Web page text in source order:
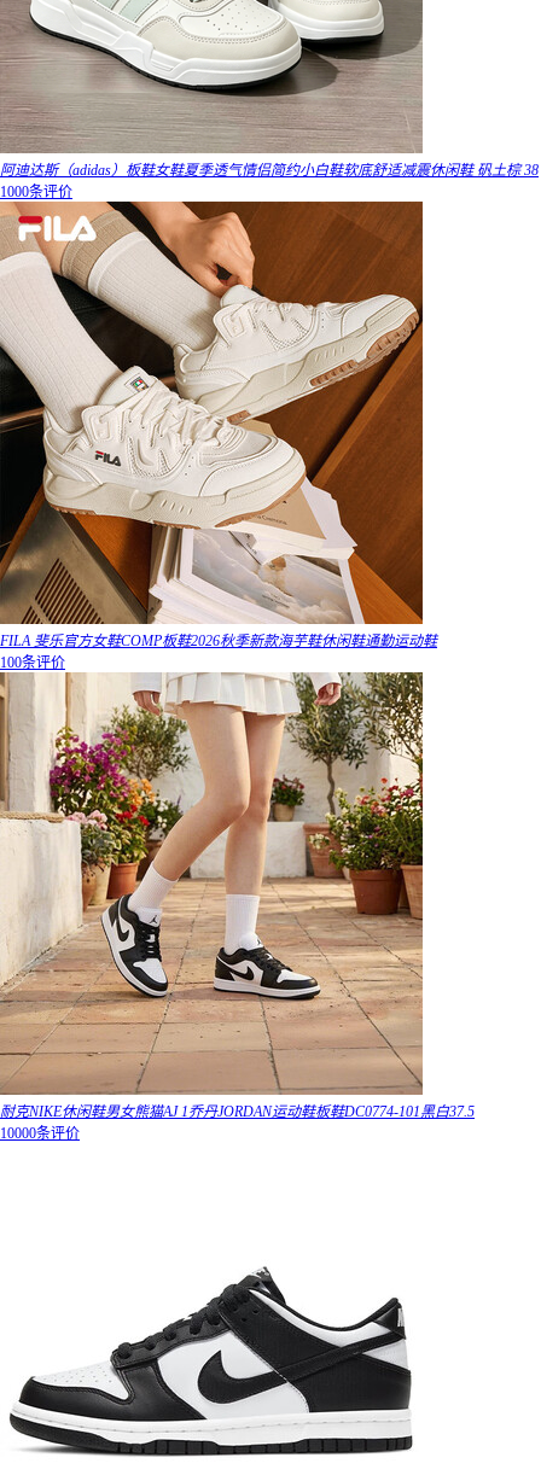
阿迪达斯（adidas）板鞋女鞋夏季透气情侣简约小白鞋软底舒适减震休闲鞋 矾土棕 38
1000条评价
FILA 斐乐官方女鞋COMP板鞋2026秋季新款海芋鞋休闲鞋通勤运动鞋
100条评价
耐克NIKE休闲鞋男女熊猫AJ 1乔丹JORDAN运动鞋板鞋DC0774-101黑白37.5
10000条评价